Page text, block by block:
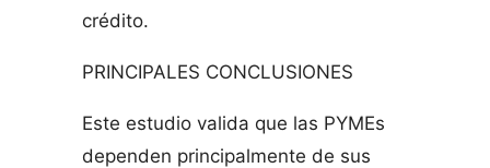
crédito.
PRINCIPALES CONCLUSIONES
Este estudio valida que las PYMEs
dependen principalmente de sus